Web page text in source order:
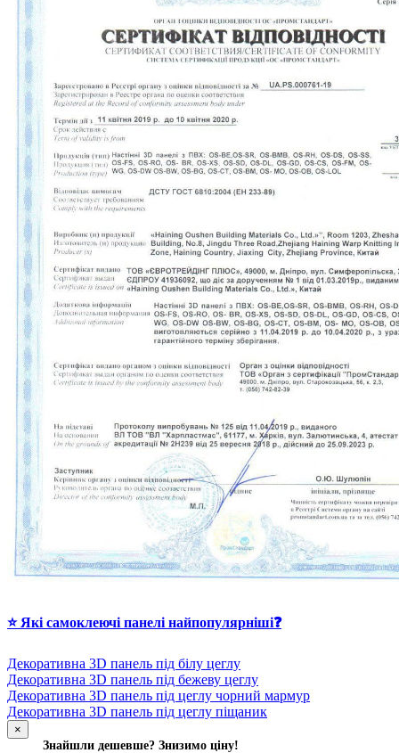
⭐ Які самоклеючі панелі найпопулярніші❓
Декоративна 3D панель під білу цеглу
Декоративна 3D панель під бежеву цеглу
Декоративна 3D панель під цеглу чорний мармур
Декоративна 3D панель під цеглу піщаник
×
Знайшли дешевше? Знизимо ціну!